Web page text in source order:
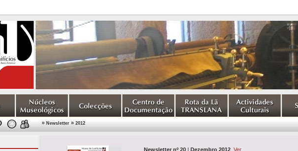
» Newsletter» 2012
Newsletter nº 20 | Dezembro 2012 Ver